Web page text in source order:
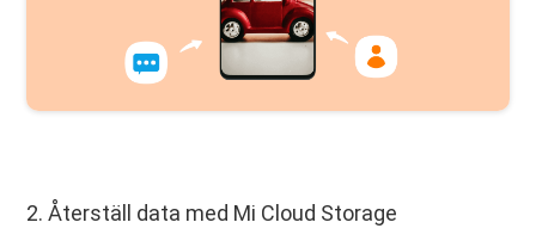
2. Återställ data med Mi Cloud Storage